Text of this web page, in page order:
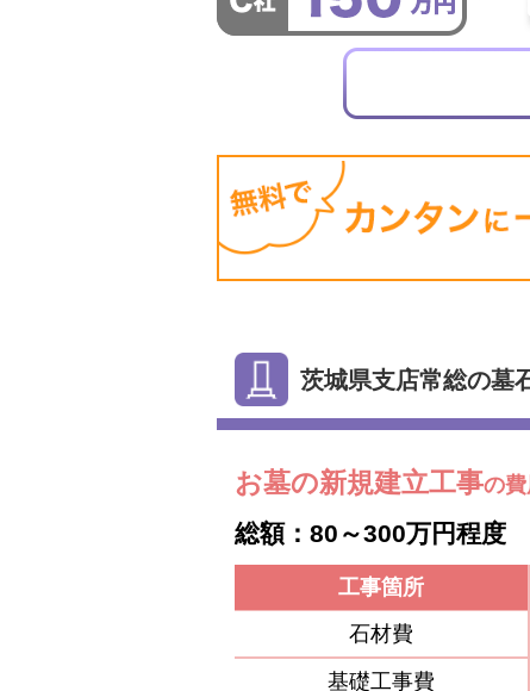
茨城県支店常総の墓
お墓の新規建立工事の
総額：80～300万円程度
工事箇所
石材費
基礎工事費